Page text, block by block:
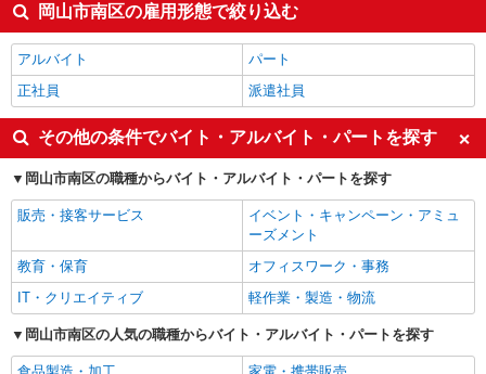
岡山市南区の雇用形態で絞り込む
アルバイト
パート
正社員
派遣社員
その他の条件でバイト・アルバイト・パートを探す
岡山市南区の職種からバイト・アルバイト・パートを探す
販売・接客サービス
イベント・キャンペーン・アミュ
ーズメント
教育・保育
オフィスワーク・事務
IT・クリエイティブ
軽作業・製造・物流
岡山市南区の人気の職種からバイト・アルバイト・パートを探す